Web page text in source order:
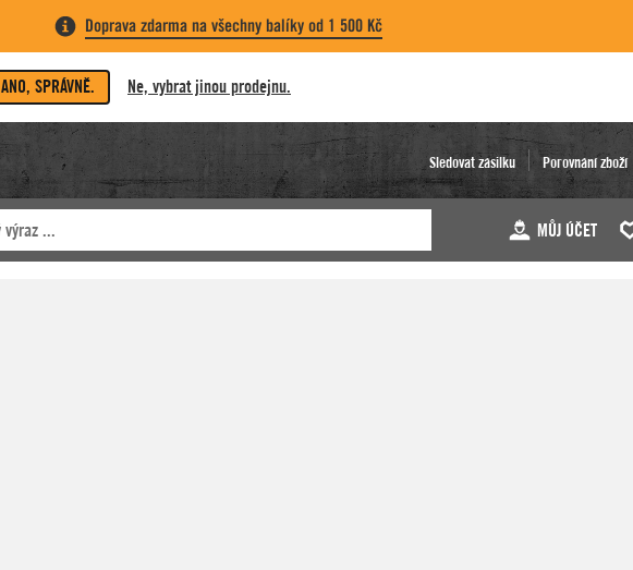
Doprava zdarma na všechny balíky od 1 500 Kč
ANO, SPRÁVNĚ. Ne, vybrat jinou prodejnu.
Sledovat zásilku Porovnání zboží
MŮJ ÚČET